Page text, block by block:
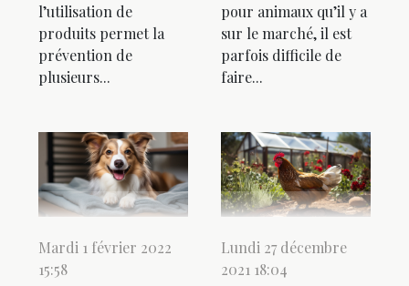
l’utilisation de
produits permet la
prévention de
plusieurs...
pour animaux qu’il y a
sur le marché, il est
parfois difficile de
faire...
Mardi 1 février 2022
15:58
Lundi 27 décembre
2021 18:04